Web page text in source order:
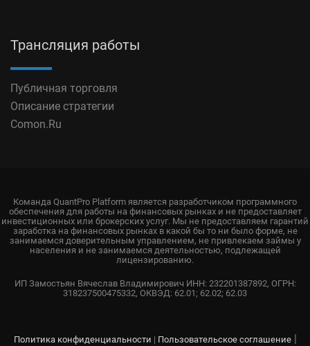
Трансляция работы
Публичная торговля
Описание стратегии
Comon.Ru
Команда QuantPro Platform является разработчиком программного
обеспечения для работы на финансовых рынках и не предоставляет
инвестиционных или брокерских услуг. Мы не предоставляем гарантий
заработка на финансовых рынках в какой бы то ни было форме, не
занимаемся доверительным управлением, не привлекаем займы у
населения и не занимаемся деятельностью, подлежащей
лицензированию.
ИП Замостьян Вячеслав Владимирович ИНН: 232201387892, ОГРН:
318237500475332, ОКВЭД: 62.01; 62.02; 62.03
Политика конфиденциальности | Пользовательское соглашение|